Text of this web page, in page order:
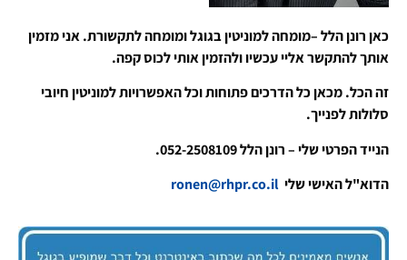
כאן רונן הלל –מומחה למוניטין בגוגל ומומחה לתקשורת. אני מזמין
אותך להתקשר אליי עכשיו ולהזמין אותי לכוס קפה.
זה הכל. מכאן כל הדרכים פתוחות וכל האפשרויות למוניטין חיובי
סלולות לפנייך.
הנייד הפרטי שלי – רונן הלל 052-2508109.
הדוא"ל האישי שלי